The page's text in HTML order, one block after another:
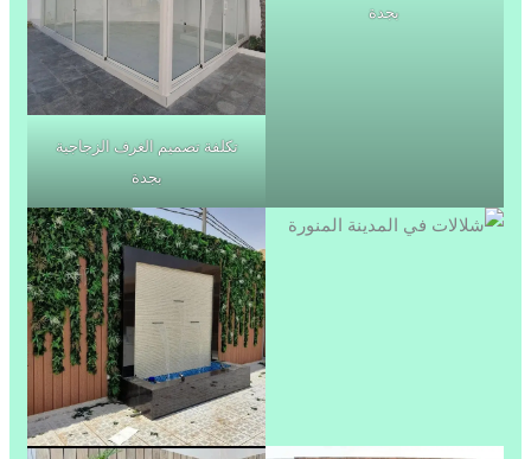
بجدة
تكلفة تصميم الغرف الزجاجية
بجدة